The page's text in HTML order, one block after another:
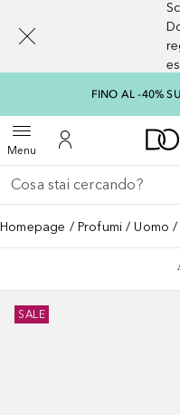
FINO AL -40%
MenuApri menuAl Mio Account
Torna indietro
Esegui ricerca
Homepage Profumi Uomo
SALE